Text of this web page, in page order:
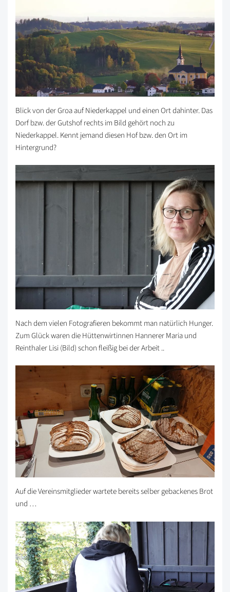
Blick von der Groa auf Niederkappel und einen Ort dahinter. Das
Dorf bzw. der Gutshof rechts im Bild gehört noch zu
Niederkappel. Kennt jemand diesen Hof bzw. den Ort im
Hintergrund?
Nach dem vielen Fotografieren bekommt man natürlich Hunger.
Zum Glück waren die Hüttenwirtinnen Hannerer Maria und
Reinthaler Lisi (Bild) schon fleißig bei der Arbeit ..
Auf die Vereinsmitglieder wartete bereits selber gebackenes Brot
und …